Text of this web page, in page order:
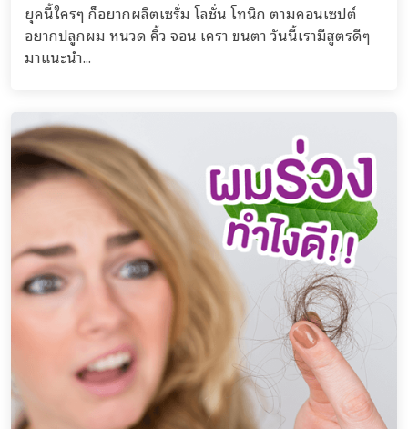
ยุคนี้ใครๆ ก็อยากผลิตเซรั่ม โลชั่น โทนิก ตามคอนเซปต์
อยากปลูกผม หนวด คิ้ว จอน เครา ขนตา วันนี้เรามีสูตรดีๆ
มาแนะนำ...